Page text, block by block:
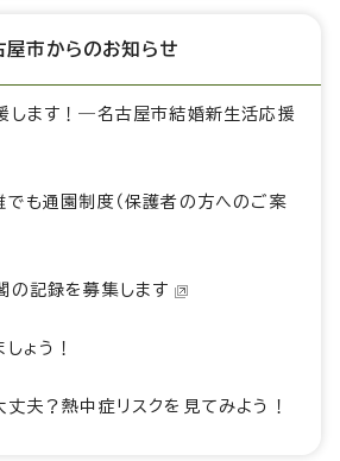
屋市からのお知らせ
します！―名古屋市結婚新生活応援
でも通園制度（保護者の方へのご案
の記録を募集します
ょう！
夫？熱中症リスクを見てみよう！